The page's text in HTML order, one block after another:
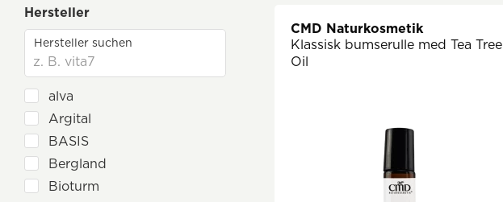
Kosmetik
Pleje af mænd
Mund- og tandpleje
Nutricosmetics
Parfume og duftstoffer
Sæbe
Solbeskyttelse
Hersteller
alva
Argital
BASIS
Bergland
Bioturm
CMD Naturkosmetik
Klassisk bumserulle med Tea Tree
Oil